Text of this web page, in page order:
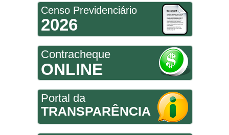
Censo Previdenciário
2026
Contracheque
ONLINE
Portal da
TRANSPARÊNCIA